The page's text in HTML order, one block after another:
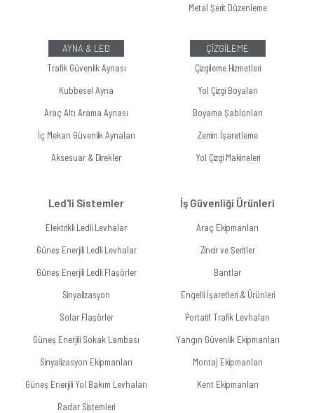
Metal Şerit Düzenleme
AYNA & LED
Trafik Güvenlik Aynası
Kubbesel Ayna
Araç Altı Arama Aynası
İç Mekan Güvenlik Aynaları
Aksesuar & Direkler
Led'li Sistemler
Elektrikli Ledli Levhalar
Güneş Enerjili Ledli Levhalar
Güneş Enerjili Ledli Flaşörler
Sinyalizasyon
Solar Flaşörler
Güneş Enerjili Sokak Lambası
Sinyalizasyon Ekipmanları
Güneş Enerjili Yol Bakım Levhaları
Radar Sistemleri
ÇİZGİLEME
Çizgileme Hizmetleri
Yol Çizgi Boyaları
Boyama Şablonları
Zemin İşaretleme
Yol Çizgi Makineleri
İş Güvenliği Ürünleri
Araç Ekipmanları
Zincir ve Şeritler
Bantlar
Engelli İşaretleri & Ürünleri
Portatif Trafik Levhaları
Yangın Güvenlik Ekipmanları
Montaj Ekipmanları
Kent Ekipmanları